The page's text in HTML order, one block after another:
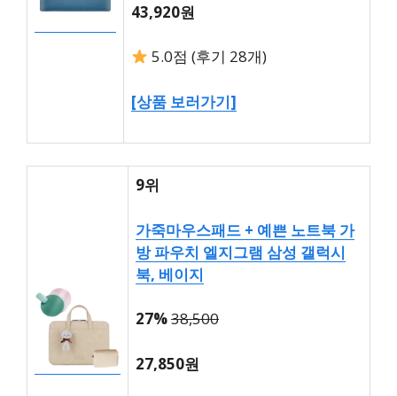
43,920원
5.0점 (후기 28개)
[상품 보러가기]
9위
가죽마우스패드 + 예쁜 노트북 가
방 파우치 엘지그램 삼성 갤럭시
북, 베이지
27%38,500
27,850원